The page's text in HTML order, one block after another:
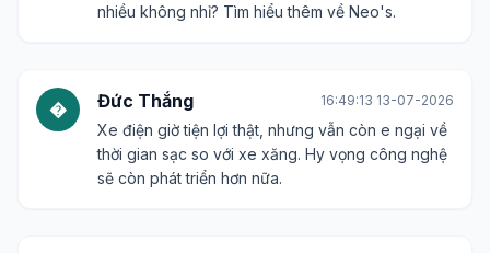
nhiều không nhỉ? Tìm hiểu thêm về Neo's.
� Đức Thắng 16:49:13 13-07-2026
Xe điện giờ tiện lợi thật, nhưng vẫn còn e ngại về
thời gian sạc so với xe xăng. Hy vọng công nghệ
sẽ còn phát triển hơn nữa.